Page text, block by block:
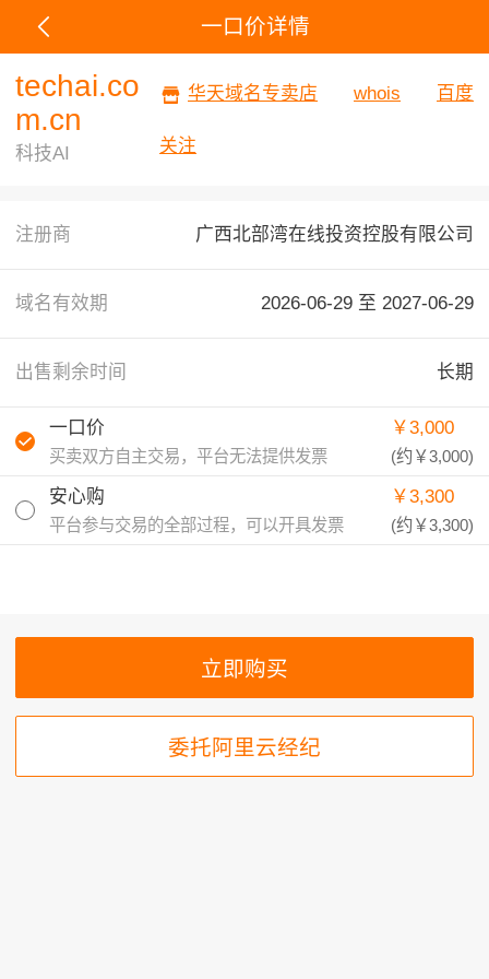
一口价详情
techai.co
m.cn
科技AI
华天域名专卖店 whois 百度
关注
注册商 广西北部湾在线投资控股有限公司
域名有效期 2026-06-29 至 2027-06-29
出售剩余时间 长期
一口价
买卖双方自主交易，平台无法提供发票
￥3,000
(约￥3,000)
安心购
平台参与交易的全部过程，可以开具发票
￥3,300
(约￥3,300)
委托阿里云经纪